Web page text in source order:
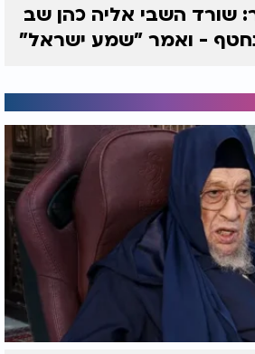
שורד השבי אליה כהן שב
נחטף - ואמר "שמע ישראל"